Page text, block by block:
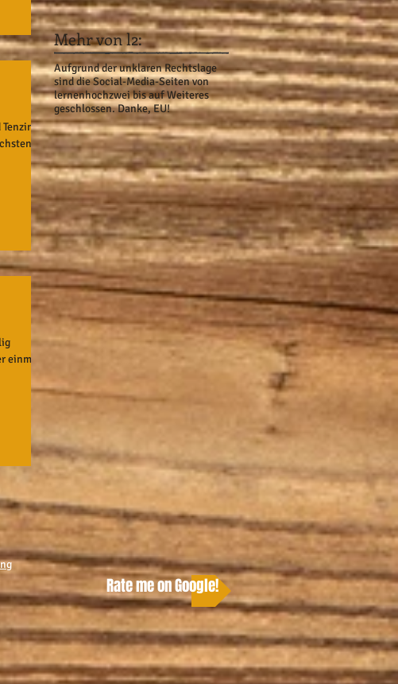
einmal
Mehr von l2:
Aufgrund der unklaren Rechtslage
sind die Social-Media-Seiten von
lernenhochzwei bis auf Weiteres
geschlossen. Danke, EU!
Rate me on Google!